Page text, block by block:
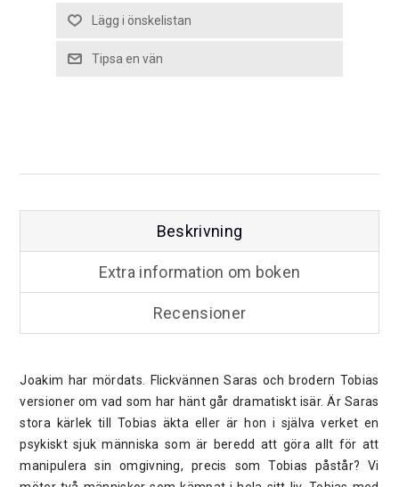
Beskrivning
Extra information om boken
Recensioner
Joakim har mördats. Flickvännen Saras och brodern Tobias
versioner om vad som har hänt går dramatiskt isär. Är Saras
stora kärlek till Tobias äkta eller är hon i själva verket en
psykiskt sjuk människa som är beredd att göra allt för att
manipulera sin omgivning, precis som Tobias påstår? Vi